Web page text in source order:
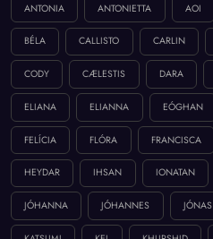
ANTONIA ANTONIETTA AOI
BÉLA CALLISTO CARLIN
CODY CÆLESTIS DARA
ELIANA ELIANNA EÓGHAN
FELÍCIA FLÓRA FRANCISCA
HEYDAR IHSAN IONATAN
JÓHANNA JÓHANNES JÓNAS